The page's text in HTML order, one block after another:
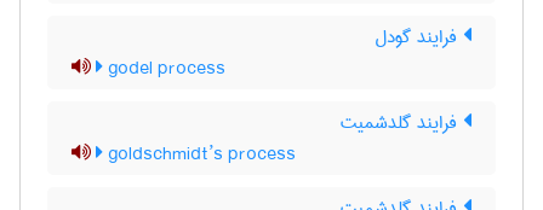
فرایند گودل
godel process
فرایند گلدشمیت
goldschmidt’s process